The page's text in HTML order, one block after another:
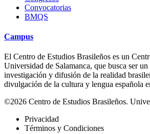
Convocatorias
BMQS
Campus
El Centro de Estudios Brasileños es un
Universidad de Salamanca, que busca ser un
investigación y difusión de la realidad
divulgación de la cultura y lengua española
©2026 Centro de Estudios Brasileños.
Privacidad
Términos y Condiciones